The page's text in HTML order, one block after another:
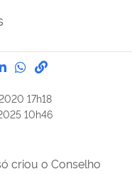
por Facebook
por Twitter
Compartilhe por
Compartilhe
link para
17h18
10h46
criou o Conselho